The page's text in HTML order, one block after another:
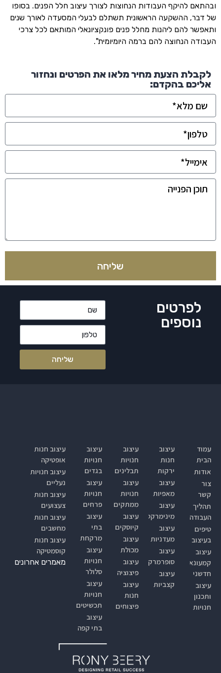
ובהתאם להיקף העבודות הנחוצות לצורך עיצוב חלל הפנים. בסופו
של דבר, ההשקעה הראשונית תשתלם לבעלי המסעדה לאורך שנים
ותאפשר להם ליהנות מחלל פנים פונקציונאלי המותאם לכל צרכי
העבודה הנחוצה להם ברמה היומיומית".
לקבלת הצעת מחיר מלאו את הפרטים ונחזור
אליכם בהקדם:
שליחה
לפרטים
נוספים
שליחה
עמוד
הבית
אודות
צור
קשר
תהליך
העבודה
טיפים
בעיצוב
עיצוב
קמעונאי
חדשני
עיצוב
ותכנון
חנויות
עיצוב
חנות
ירקות
עיצוב
מאפיות
עיצוב
מינימרקט
עיצוב
מעדניות
עיצוב
סופרמרקטים
עיצוב
קצביות
עיצוב
חנויות
תבלינים
עיצוב
חנויות
ממתקים
עיצוב
קיוסקים
עיצוב
מכולת
עיצוב
פיצוציה
עיצוב
חנות
פיצוחים
עיצוב
חנויות
בגדים
עיצוב
חנויות
פרחים
עיצוב
בתי
מרקחת
עיצוב
חנויות
סלולר
עיצוב
חנויות
תכשיטים
עיצוב
בתי קפה
עיצוב חנות
אופטיקה
עיצוב חנויות
נעליים
עיצוב חנות
צעצועים
עיצוב חנות
מחשבים
עיצוב חנות
קוסמטיקה
מאמרים אחרונים